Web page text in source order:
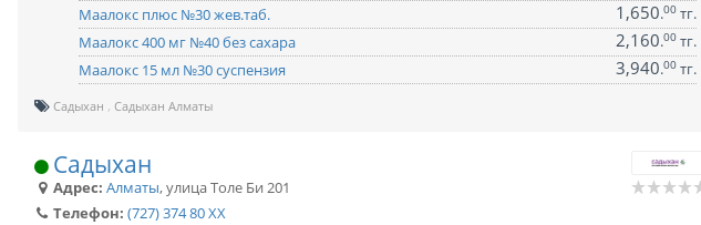
Маалокс плюс №30 жев.таб.
1,650.00тг.
Маалокс 400 мг №40 без сахара
2,160.00тг.
Маалокс 15 мл №30 суспензия
3,940.00тг.
Садыхан Садыхан Алматы
Садыхан
Адрес: Алматы,улица Толе Би 201
Телефон: (727) 374 80 XX